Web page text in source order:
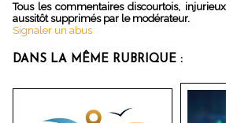
Tous les commentaires discourtois,
aussitôt supprimés par le modérateur.
Signaler un abus
DANS LA MÊME RUBRIQUE :